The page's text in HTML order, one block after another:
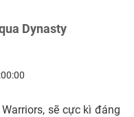
Dynasty
sẽ cực kì đáng